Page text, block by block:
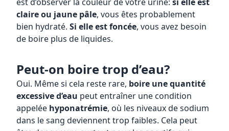
claire ou jaune pâle, vous êtes probablement
bien hydraté. Si elle est foncée, vous avez besoin
de boire plus de liquides.
Peut-on boire trop d’eau?
Oui. Même si cela reste rare, boire une quantité
excessive d’eau peut entraîner une condition
appelée hyponatrémie, où les niveaux de sodium
dans le sang deviennent trop faibles. Cela peut